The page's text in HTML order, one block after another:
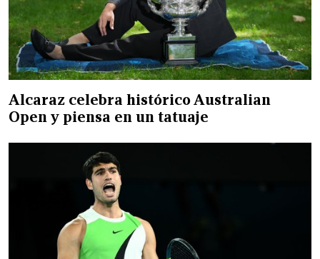
Alcaraz celebra histórico Australian
Open y piensa en un tatuaje